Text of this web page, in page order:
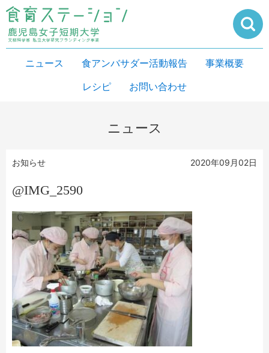
ニュース 食アンバサダー活動報告
事業概要
レシピ
お問い合わせ
ニュース
お知らせ 2020年09月02日
@IMG_2590